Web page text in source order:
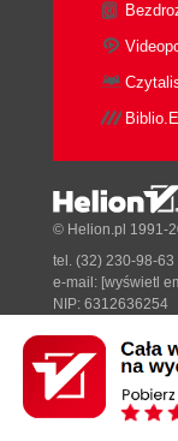
Designed with ♥
© Helion.pl 1991-
tel. (32) 230-98-63
e-mail: [wyświetl
NIP: 6312636254